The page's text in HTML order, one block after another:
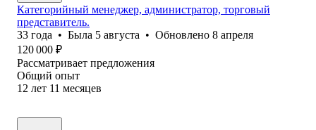
Категорийный менеджер, администратор, торговый
представитель.
33 года • Была 5 августа • Обновлено 8 апреля
120 000 ₽
Рассматривает предложения
Общий опыт
12 лет 11 месяцев